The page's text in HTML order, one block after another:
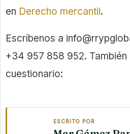
en Derecho mercantil.
Escríbenos a
+34 957 858 952.
cuestionario:
ESCRITO POR